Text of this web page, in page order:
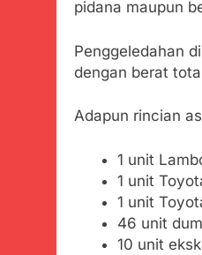
pidana maupun
Penggeledahan
dengan berat
Adapun rincian
1 unit
1 unit
1 unit
46 unit
10 unit